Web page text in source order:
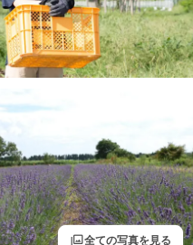
filter全ての写真を見る